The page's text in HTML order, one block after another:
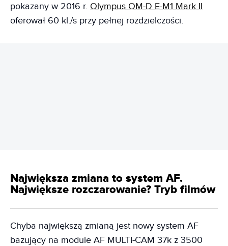
pokazany w 2016 r. Olympus OM-D E-M1 Mark II
oferował 60 kl./s przy pełnej rozdzielczości.
Największa zmiana to system AF.
Największe rozczarowanie? Tryb filmów
Chyba największą zmianą jest nowy system AF
bazujący na module AF MULTI-CAM 37k z 3500